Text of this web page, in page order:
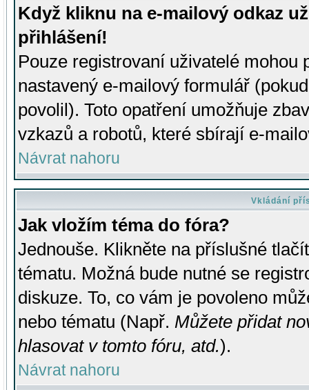
Když kliknu na e-mailový odkaz
přihlášení!
Pouze registrovaní uživatelé mohou
nastavený e-mailový formulář
povolil). Toto opatření umožňuje
vzkazů a robotů, které sbírají e-
Návrat nahoru
Vkládání
Jak vložím téma do fóra?
Jednouše. Klikněte na příslušné
tématu. Možná bude nutné se
diskuze. To, co vám je povoleno
nebo tématu (Např. Můžete přidat
hlasovat v tomto fóru, atd.).
Návrat nahoru